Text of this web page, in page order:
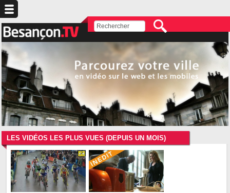
LES VIDÉOS LES PLUS VUES (DEPUIS UN MOIS)